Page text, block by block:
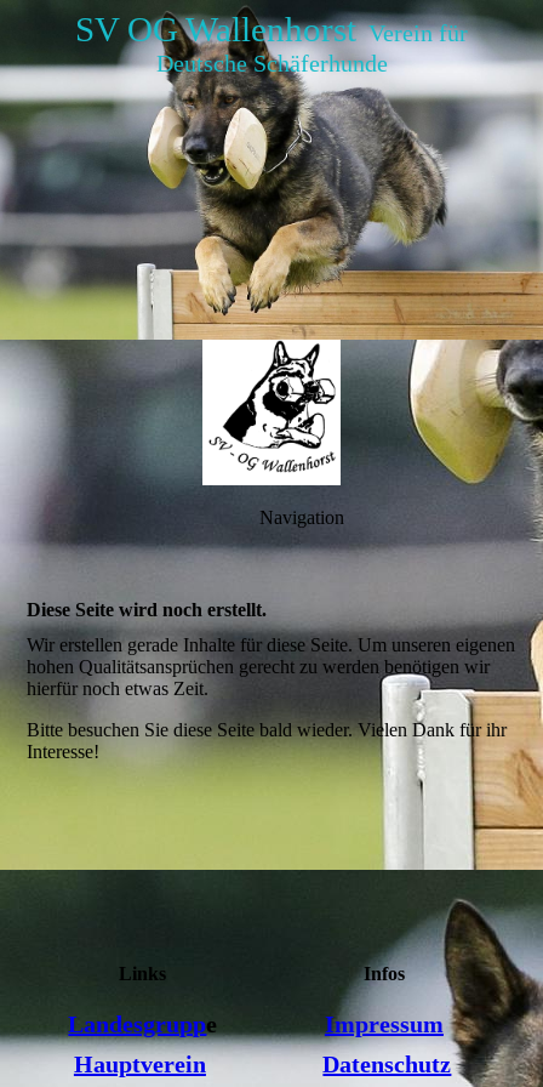
SV OG WallenhorstVerein für
Deutsche Schäferhunde
Navigation
Diese Seite wird noch erstellt.
Wir erstellen gerade Inhalte für diese Seite. Um unseren eigenen
hohen Qualitätsansprüchen gerecht zu werden benötigen wir
hierfür noch etwas Zeit.
Bitte besuchen Sie diese Seite bald wieder. Vielen Dank für ihr
Interesse!
Links Infos
Landesgruppe
Impressum
Hauptverein
Datenschutz